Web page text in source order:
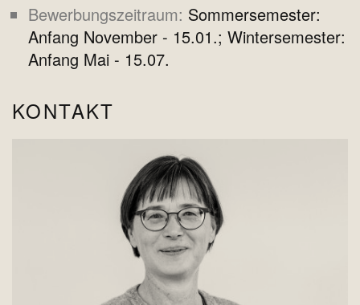
Bewerbungszeitraum Sommersemester:
Anfang November - 15.01.; Wintersemester:
Anfang Mai - 15.07.
KONTAKT